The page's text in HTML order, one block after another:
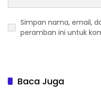
Simpan nama, email,
peramban ini untuk
Baca Juga